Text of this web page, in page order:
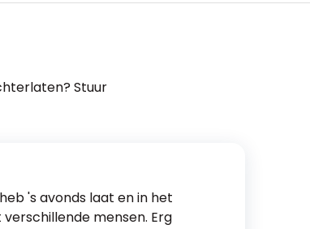
Stuur
's avonds laat en in het
mensen. Erg